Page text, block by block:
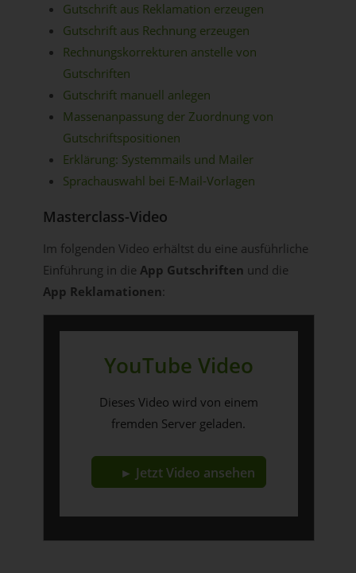
Gutschrift aus Reklamation erzeugen
Gutschrift aus Rechnung erzeugen
Rechnungskorrekturen anstelle von
Gutschriften
Gutschrift manuell anlegen
Massenanpassung der Zuordnung von
Gutschriftspositionen
Erklärung: Systemmails und Mailer
Sprachauswahl bei E-Mail-Vorlagen
Masterclass-Video
Im folgenden Video erhältst du eine ausführliche
Einführung in die App Gutschriften und die
App Reklamationen:
YouTube Video
Dieses Video wird von einem
fremden Server geladen.
► Jetzt Video ansehen